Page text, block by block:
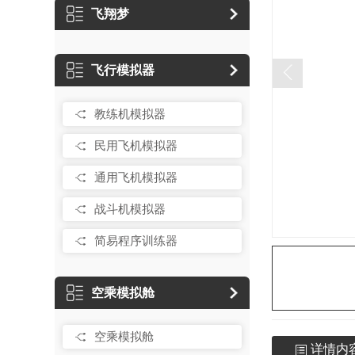
飞翔梦
飞行模拟器
教练机模拟器
民用飞机模拟器
通用飞机模拟器
战斗机模拟器
简易程序训练器
空乘模拟舱
空乘模拟舱
详情内